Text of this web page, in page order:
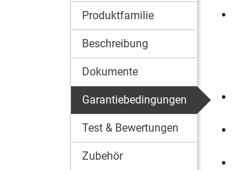
Produktfamilie
Beschreibung
Dokumente
Garantiebedingungen
Test & Bewertungen
Zubehör